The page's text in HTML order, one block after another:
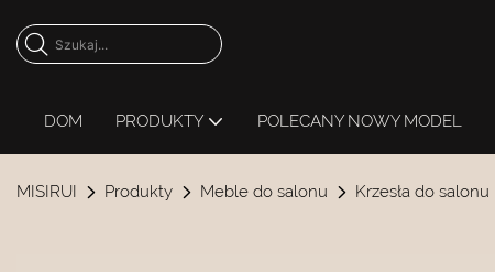
DOM PRODUKTY POLECANY NOWY MODEL
MISIRUI Produkty Meble do salonu Krzesła do salonu